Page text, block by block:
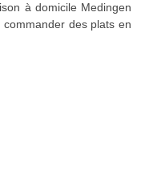
à domicile Medingen
des plats en